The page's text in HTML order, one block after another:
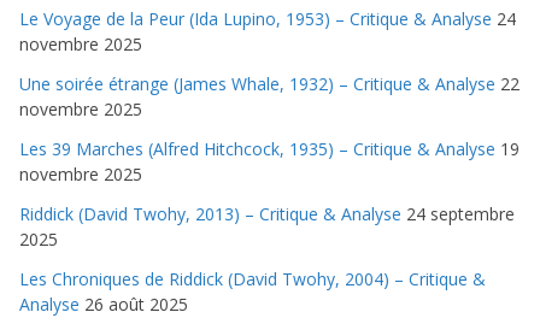
Le Voyage de la Peur (Ida Lupino, 1953) – Critique & Analyse 24
novembre 2025
Une soirée étrange (James Whale, 1932) – Critique & Analyse 22
novembre 2025
Les 39 Marches (Alfred Hitchcock, 1935) – Critique & Analyse 19
novembre 2025
Riddick (David Twohy, 2013) – Critique & Analyse 24 septembre
2025
Les Chroniques de Riddick (David Twohy, 2004) – Critique &
Analyse 26 août 2025